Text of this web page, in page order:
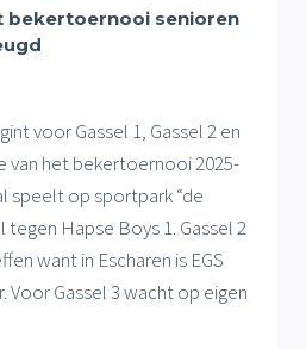
bekertoernooi senioren
voor Gassel 1, Gassel 2 en
van het bekertoernooi 2025-
speelt op sportpark “de
tegen Hapse Boys 1. Gassel 2
want in Escharen is EGS
Voor Gassel 3 wacht op eigen